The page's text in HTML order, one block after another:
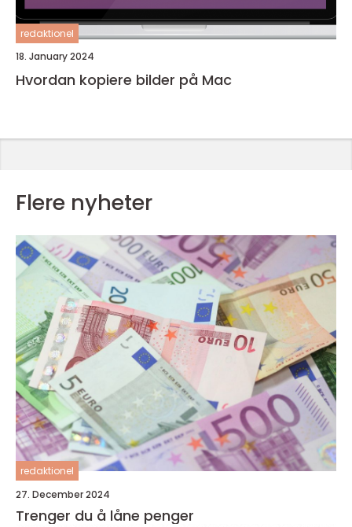
redaktionel
18. January 2024
Hvordan kopiere bilder på Mac
Flere nyheter
redaktionel
27. December 2024
Trenger du å låne penger